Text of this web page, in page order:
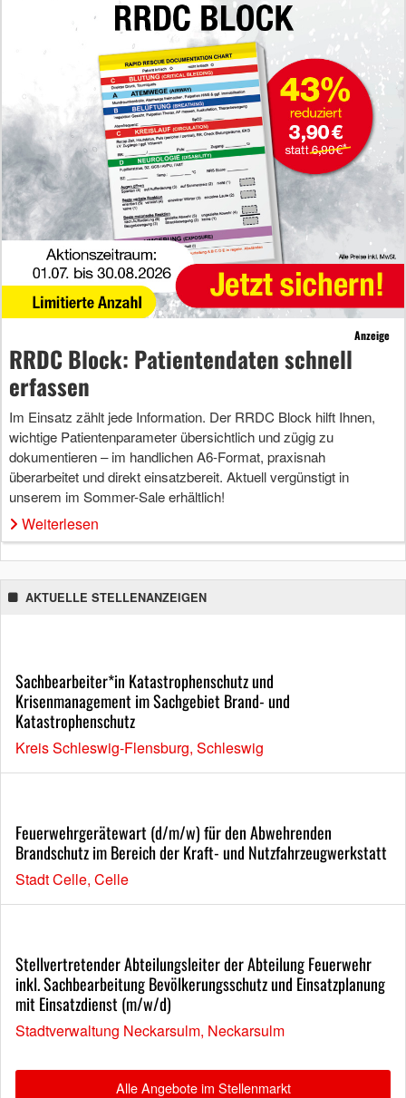
Anzeige
RRDC Block: Patientendaten schnell
erfassen
Im Einsatz zählt jede Information. Der RRDC Block hilft Ihnen,
wichtige Patientenparameter übersichtlich und zügig zu
dokumentieren – im handlichen A6-Format, praxisnah
überarbeitet und direkt einsatzbereit. Aktuell vergünstigt in
unserem im Sommer-Sale erhältlich!
Weiterlesen
AKTUELLE STELLENANZEIGEN
Sachbearbeiter*in Katastrophenschutz und
Krisenmanagement im Sachgebiet Brand- und
Katastrophenschutz
Kreis Schleswig-Flensburg, Schleswig
Feuerwehrgerätewart (d/m/w) für den Abwehrenden
Brandschutz im Bereich der Kraft- und Nutzfahrzeugwerkstatt
Stadt Celle, Celle
Stellvertretender Abteilungsleiter der Abteilung Feuerwehr
inkl. Sachbearbeitung Bevölkerungsschutz und Einsatzplanung
mit Einsatzdienst (m/w/d)
Stadtverwaltung Neckarsulm, Neckarsulm
Alle Angebote im Stellenmarkt